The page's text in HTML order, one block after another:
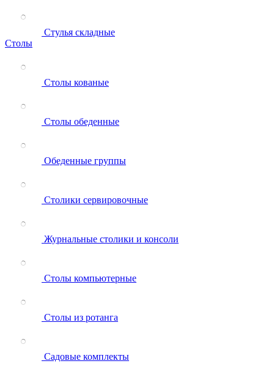
Стулья складные
Столы
Столы кованые
Столы обеденные
Обеденные группы
Столики сервировочные
Журнальные столики и консоли
Столы компьютерные
Столы из ротанга
Садовые комплекты